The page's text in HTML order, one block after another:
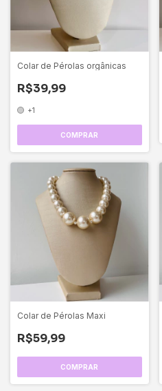
Colar de Pérolas orgânicas
R$39,99
+1
COMPRAR
Colar de Pérolas Maxi
R$59,99